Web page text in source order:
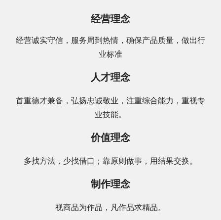
经营理念
经营诚实守信，服务周到热情，确保产品质量，做出行
业标准
人才理念
首重德才兼备，弘扬忠诚敬业，注重综合能力，重视专
业技能。
价值理念
多找方法，少找借口；靠原则做事，用结果交换。
制作理念
视商品为作品，凡作品求精品。